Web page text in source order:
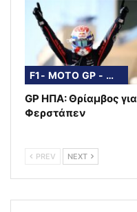
F1- MOTO GP - WRC
GP ΗΠΑ: Θρίαμβος για
Φερστάπεν
PREV NEXT